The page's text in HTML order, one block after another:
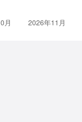
月 2026年11月